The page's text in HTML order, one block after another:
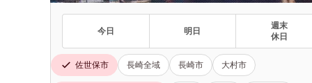
今日 明日
週末
休日
佐世保市 長崎全域 長崎市 大村市